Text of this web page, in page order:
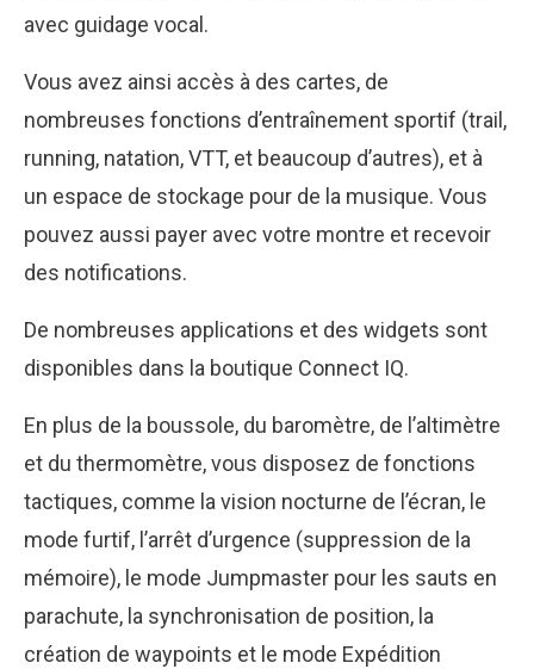
avec guidage vocal.
Vous avez ainsi accès à des cartes, de
nombreuses fonctions d’entraînement sportif (trail,
running, natation, VTT, et beaucoup d’autres), et à
un espace de stockage pour de la musique. Vous
pouvez aussi payer avec votre montre et recevoir
des notifications.
De nombreuses applications et des widgets sont
disponibles dans la boutique Connect IQ.
En plus de la boussole, du baromètre, de l’altimètre
et du thermomètre, vous disposez de fonctions
tactiques, comme la vision nocturne de l’écran, le
mode furtif, l’arrêt d’urgence (suppression de la
mémoire), le mode Jumpmaster pour les sauts en
parachute, la synchronisation de position, la
création de waypoints et le mode Expédition